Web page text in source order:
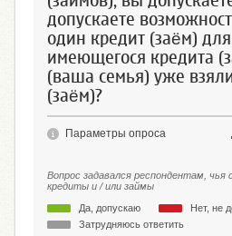
допускаете
один кредит (заём)
имеющегося кредита
(ваша семья) уже
(заём)?
Параметры опроса
Вопрос задавался респондентам, чья
кредиты и / или займы
Да, допускаю
Нет, не
Затрудняюсь ответить